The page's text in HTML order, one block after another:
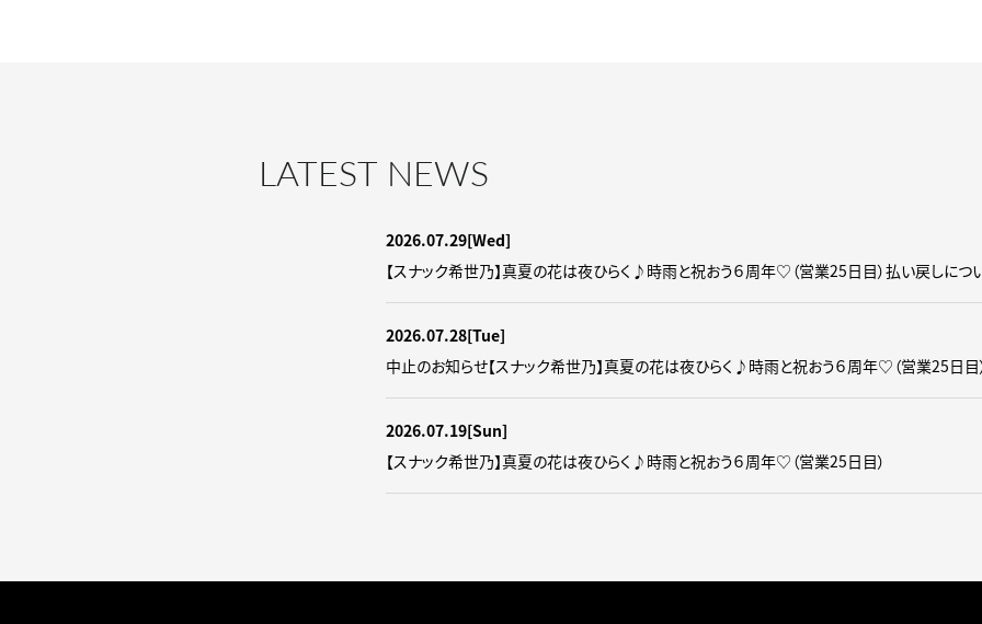
LATEST NEWS
2026.07.29[Wed]
【スナック希世乃】真夏の花は夜ひらく♪時雨と祝おう６周年♡（営業25日目）払い戻しにつ
2026.07.28[Tue]
中止のお知らせ【スナック希世乃】真夏の花は夜ひらく♪時雨と祝おう６周年♡（営業25日目
2026.07.19[Sun]
【スナック希世乃】真夏の花は夜ひらく♪時雨と祝おう６周年♡（営業25日目）